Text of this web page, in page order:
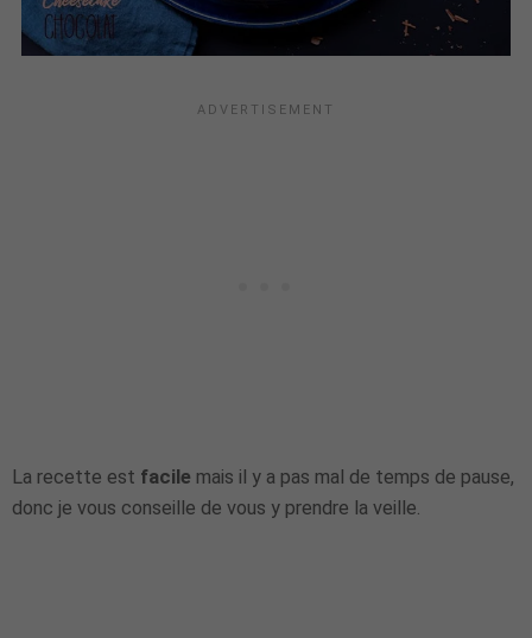
La recette est facile mais il y a pas mal de temps de pause,
donc je vous conseille de vous y prendre la veille.